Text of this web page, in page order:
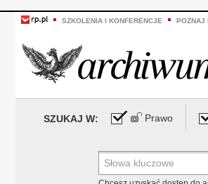
SZKOLENIA I KONFERENCJE POZNAJ
SZUKAJ W: Prawo